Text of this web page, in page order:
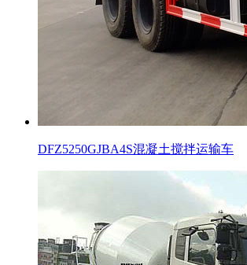
DFZ5250GJBA4S混凝土搅拌运输车